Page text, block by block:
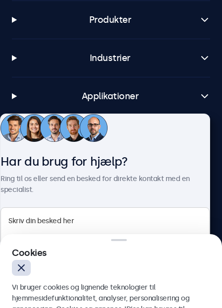
Produkter
Industrier
Applikationer
Kundeservice
Herstedøstervej 27-29, unit A, 2620 Albertslund, Danmark
Dansk
Har du brug for hjælp?
Ring til os eller send en besked for direkte kontakt med en
specialist.
Cookies
Vi bruger cookies og lignende teknologier til
hjemmesidefunktionalitet, analyser, personalisering og